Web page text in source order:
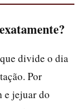
divide o dia
Por
e jejuar do